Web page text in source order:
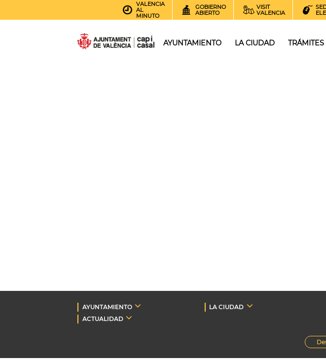
VALENCIA
AL
MINUTO
GOBIERNO
ABIERTO
VISIT
VALENCIA
AYUNTAMIENTO LA CIUDAD TRÁMITES
AYUNTAMIENTO LA CIUDAD
ACTUALIDAD